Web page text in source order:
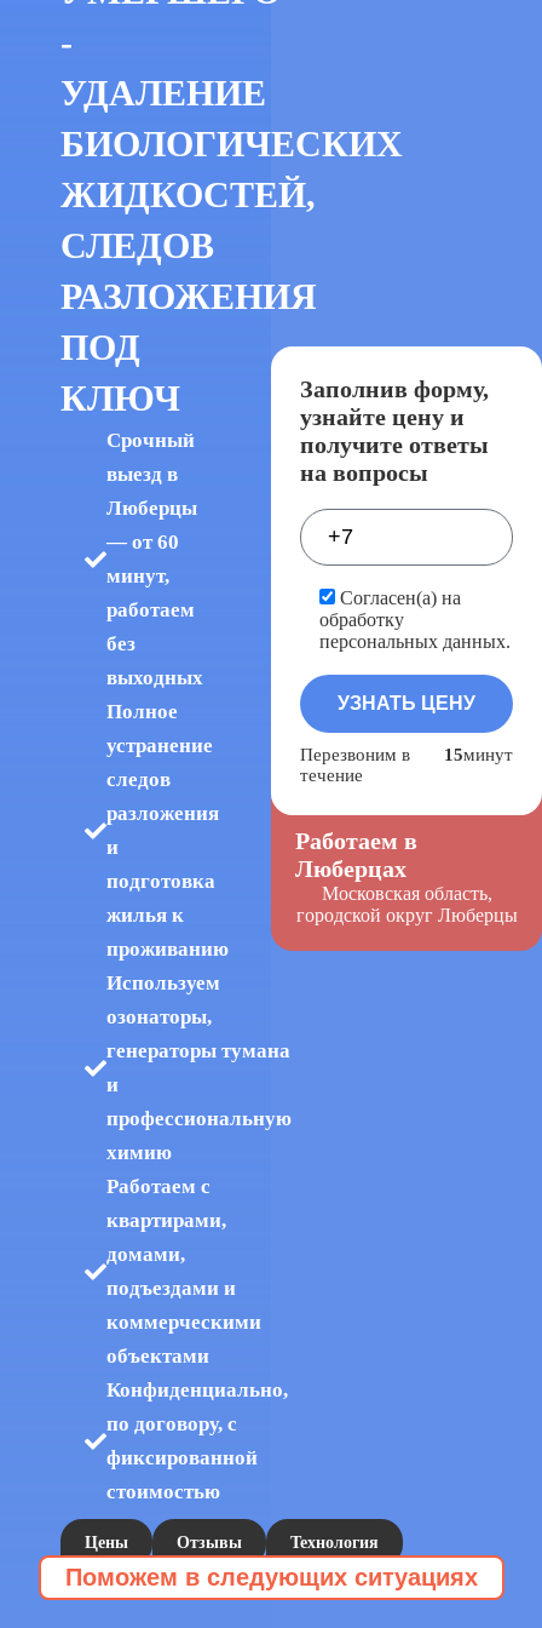
-
УДАЛЕНИЕ
БИОЛОГИЧЕСКИХ
ЖИДКОСТЕЙ,
СЛЕДОВ
РАЗЛОЖЕНИЯ
ПОД
КЛЮЧ
Срочный
выезд в
Люберцы
— от 60
минут,
работаем
без
выходных
Полное
устранение
следов
разложения
и
подготовка
жилья к
проживанию
Используем
озонаторы,
генераторы тумана
и
профессиональную
химию
Работаем с
квартирами,
домами,
подъездами и
коммерческими
объектами
Конфиденциально,
по договору, с
фиксированной
стоимостью
Цены Отзывы Технология
Заполнив форму,
узнайте цену и
получите ответы
на вопросы
Согласен(а) на
обработку
персональных данных.
Перезвоним в
течение
15минут
Работаем в
Люберцах
Московская область,
городской округ Люберцы
Поможем в следующих ситуациях